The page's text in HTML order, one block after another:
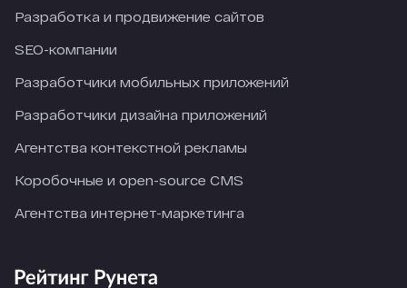
Разработка и продвижение сайтов
SEO-компании
Разработчики мобильных приложений
Разработчики дизайна приложений
Агентства контекстной рекламы
Коробочные и open-source CMS
Агентства интернет-маркетинга